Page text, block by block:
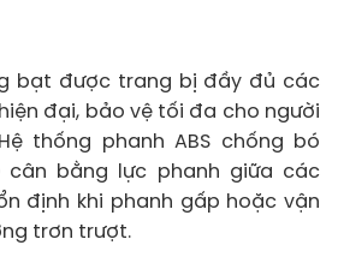
bạt được trang bị đầy đủ các
đại, bảo vệ tối đa cho người
thống phanh ABS chống bó
cân bằng lực phanh giữa các
định khi phanh gấp hoặc vận
trơn trượt.